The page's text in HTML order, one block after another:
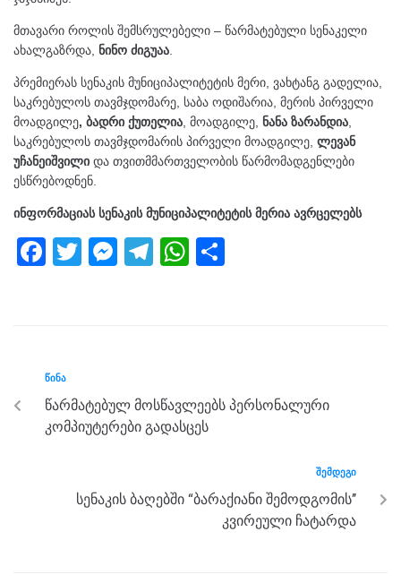
მთავარი როლის შემსრულებელი – წარმატებული სენაკელი
ახალგაზრდა, ნინო ძიგუაა.
პრემიერას სენაკის მუნიციპალიტეტის მერი, ვახტანგ გადელია,
საკრებულოს თავმჯდომარე, საბა ოდიშარია, მერის პირველი
მოადგილე, ბადრი ქუთელია, მოადგილე, ნანა ზარანდია,
საკრებულოს თავმჯდომარის პირველი მოადგილე, ლევან
უჩანეიშვილი და თვითმმართველობის წარმომადგენლები
ესწრებოდნენ.
ინფორმაციას სენაკის მუნიციპალიტეტის მერია ავრცელებს
F
b
o
o
T
M
g
er
T
m
W
p
p
ᲬᲘᲜᲐ
წარმატებულ მოსწავლეებს პერსონალური
კომპიუტერები გადასცეს
ᲨᲔᲛᲓᲔᲒᲘ
სენაკის ბაღებში “ბარაქიანი შემოდგომის’’
კვირეული ჩატარდა